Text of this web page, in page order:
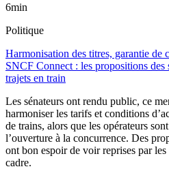
6min
Politique
Harmonisation des titres, garantie de
SNCF Connect : les propositions des
trajets en train
Les sénateurs ont rendu public, ce
harmoniser les tarifs et conditions
de trains, alors que les opérateurs
l’ouverture à la concurrence. Des
ont bon espoir de voir reprises par
cadre.